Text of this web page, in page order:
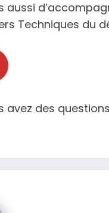
aussi
Techniques du
avez des